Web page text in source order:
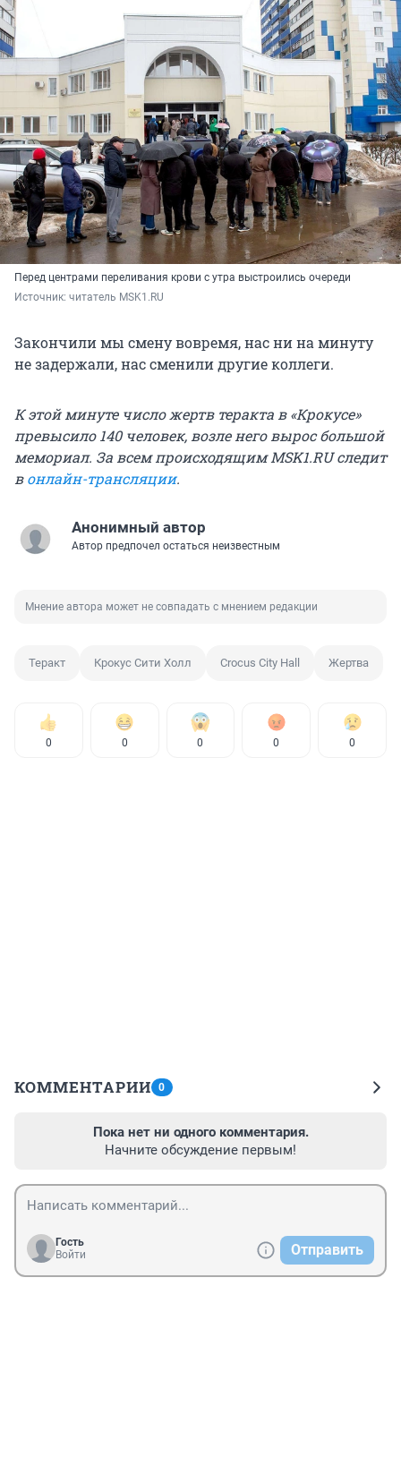
Перед центрами переливания крови с утра выстроились очереди
Источник: читатель MSK1.RU
Закончили мы смену вовремя, нас ни на минуту
не задержали, нас сменили другие коллеги.
К этой минуте число жертв теракта в «Крокусе»
превысило 140 человек, возле него вырос большой
мемориал. За всем происходящим MSK1.RU следит
вонлайн-трансляции.
Анонимный автор
Автор предпочел остаться неизвестным
Мнение автора может не совпадать с мнением редакции
Теракт Крокус Сити Холл Crocus City Hall Жертва
0 0 0 0 0
КОММЕНТАРИИ 0
Пока нет ни одного комментария.
Начните обсуждение первым!
Гость
Войти
Отправить